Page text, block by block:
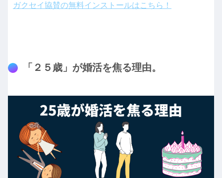
ガクセイ協賛の無料インストールはこちら！
「２５歳」が婚活を焦る理由。